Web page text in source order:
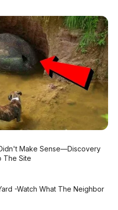
Ultimate 2019 Matic Surat
KM 37.000
Unit Bali »
Make Sense—Discovery
The Site
-Watch What The Neighbor